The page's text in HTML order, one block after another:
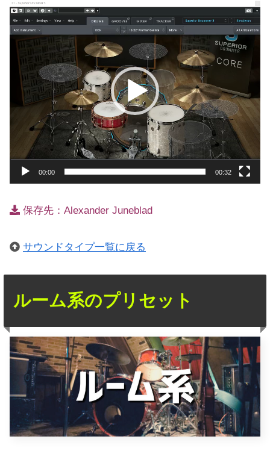
動
画
プ
レ
00:00 00:32
保存先：Alexander Juneblad
サウンドタイプ一覧に戻る
ルーム系のプリセット